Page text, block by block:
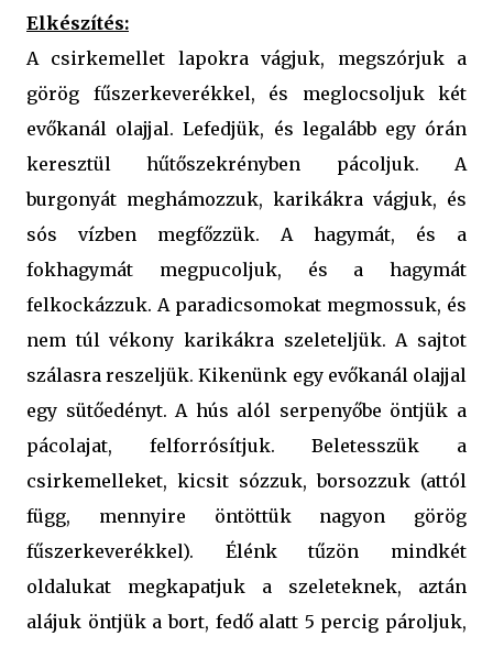
Elkészítés:
A csirkemellet lapokra vágjuk, megszórjuk a
görög fűszerkeverékkel, és meglocsoljuk két
evőkanál olajjal. Lefedjük, és legalább egy órán
keresztül hűtőszekrényben pácoljuk. A
burgonyát meghámozzuk, karikákra vágjuk, és
sós vízben megfőzzük. A hagymát, és a
fokhagymát megpucoljuk, és a hagymát
felkockázzuk. A paradicsomokat megmossuk, és
nem túl vékony karikákra szeleteljük. A sajtot
szálasra reszeljük. Kikenünk egy evőkanál olajjal
egy sütőedényt. A hús alól serpenyőbe öntjük a
pácolajat, felforrósítjuk. Beletesszük a
csirkemelleket, kicsit sózzuk, borsozzuk (attól
függ, mennyire öntöttük nagyon görög
fűszerkeverékkel). Élénk tűzön mindkét
oldalukat megkapatjuk a szeleteknek, aztán
alájuk öntjük a bort, fedő alatt 5 percig pároljuk,